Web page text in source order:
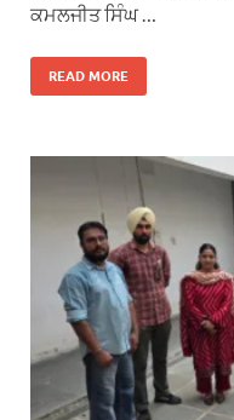
ਕਮਲਜੀਤ ਸਿੰਘ …
READ MORE